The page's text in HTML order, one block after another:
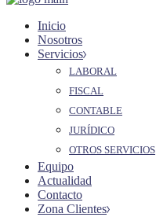
Inicio
Nosotros
Servicios
LABORAL
FISCAL
CONTABLE
JURÍDICO
OTROS SERVICIOS
Equipo
Actualidad
Contacto
Zona Clientes